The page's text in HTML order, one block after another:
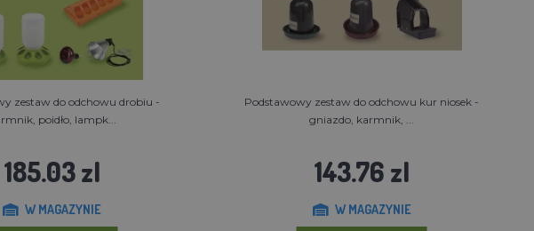
zestaw do odchowu drobiu -
poidło, lampk...
185.03 zl
W MAGAZYNIE
Podstawowy zestaw do odchowu kur niosek -
gniazdo, karmnik, ...
143.76 zl
W MAGAZYNIE